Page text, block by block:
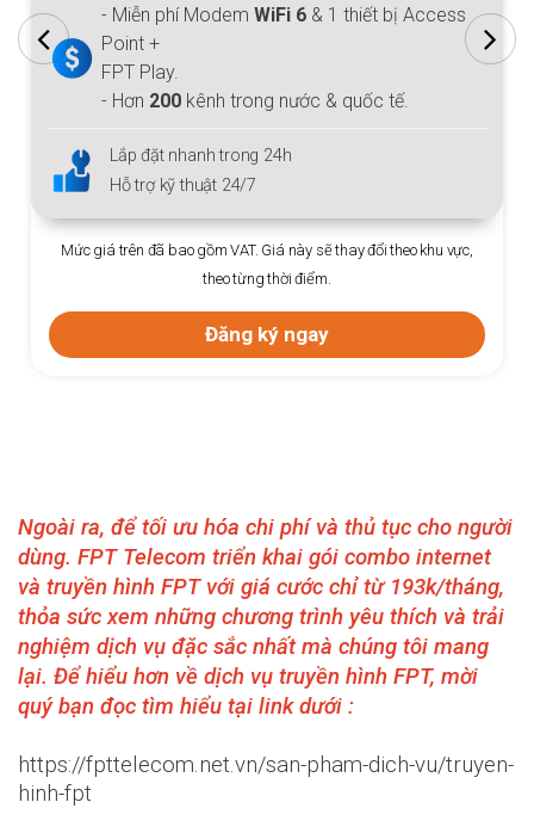
- Miễn phí Modem WiFi 6 & 1 thiết bị Access
Point +
FPT Play.
- Hơn 200 kênh trong nước & quốc tế.
Lắp đặt nhanh trong 24h
Hỗ trợ kỹ thuật 24/7
Mức giá trên đã bao gồm VAT. Giá này sẽ thay đổi theo khu vực,
theo từng thời điểm.
Đăng ký ngay
Ngoài ra, để tối ưu hóa chi phí và thủ tục cho người
dùng. FPT Telecom triển khai gói combo internet
và truyền hình FPT với giá cước chỉ từ 193k/tháng,
thỏa sức xem những chương trình yêu thích và trải
nghiệm dịch vụ đặc sắc nhất mà chúng tôi mang
lại. Để hiểu hơn về dịch vụ truyền hình FPT, mời
quý bạn đọc tìm hiểu tại link dưới :
https://fpttelecom.net.vn/san-pham-dich-vu/truyen-
hinh-fpt